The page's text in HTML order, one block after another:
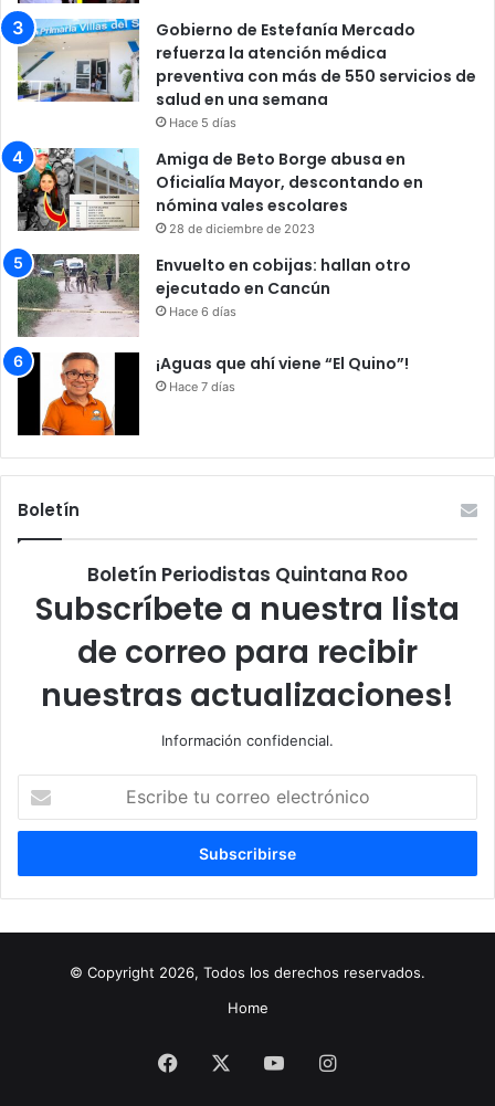
Gobierno de Estefanía Mercado
refuerza la atención médica
preventiva con más de 550 servicios de
salud en una semana
Hace 5 días
Amiga de Beto Borge abusa en
Oficialía Mayor, descontando en
nómina vales escolares
28 de diciembre de 2023
Envuelto en cobijas: hallan otro
ejecutado en Cancún
Hace 6 días
¡Aguas que ahí viene “El Quino”!
Hace 7 días
Boletín
Boletín Periodistas Quintana Roo
Subscríbete a nuestra lista
de correo para recibir
nuestras actualizaciones!
Información confidencial.
correo
© Copyright 2026, Todos los derechos reservados.
Home
Facebook YouTubeInstagram